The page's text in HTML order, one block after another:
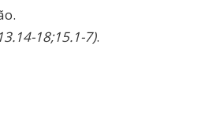
18;15.1-7).